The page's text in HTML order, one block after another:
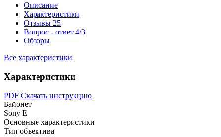
Описание
Характеристики
Отзывы 25
Вопрос - ответ 4/3
Обзоры
Все характеристики
Характеристики
PDF Скачать инструкцию
Байонет
Sony E
Основные характеристики
Тип объектива